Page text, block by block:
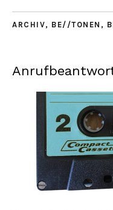
ARCHIV, BE//TONEN ,